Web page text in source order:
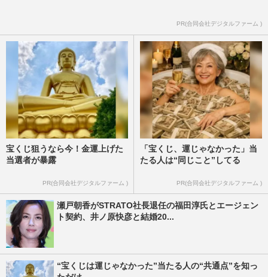
PR(合同会社デジタルファーム )
宝くじ狙うなら今！金運上げた
当選者が暴露
PR(合同会社デジタルファーム )
「宝くじ、運じゃなかった」当
たる人は“同じこと”してる
PR(合同会社デジタルファーム )
瀬戸朝香がSTRATO社長退任の福田淳氏とエージェン
ト契約、井ノ原快彦と結婚20...
“宝くじは運じゃなかった”当たる人の“共通点”を知っ